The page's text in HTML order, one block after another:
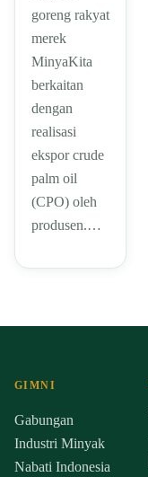
goreng rakyat
merek
MinyaKita
berkaitan
dengan
realisasi
ekspor crude
palm oil
(CPO) oleh
produsen.…
GIMNI
Gabungan
Industri Minyak
Nabati Indonesia